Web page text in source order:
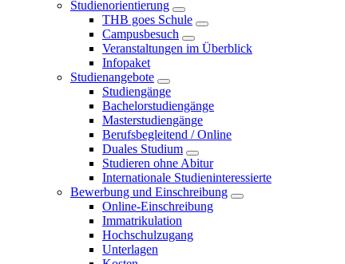
Studienorientierung
THB goes Schule
Campusbesuch
Veranstaltungen im Überblick
Infopaket
Studienangebote
Studiengänge
Bachelorstudiengänge
Masterstudiengänge
Berufsbegleitend / Online
Duales Studium
Studieren ohne Abitur
Internationale Studieninteressierte
Bewerbung und Einschreibung
Online-Einschreibung
Immatrikulation
Hochschulzugang
Unterlagen